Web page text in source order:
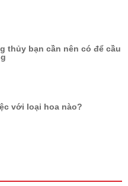
thủy bạn cần nên có để cầu
với loại hoa nào?